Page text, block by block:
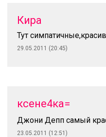
Кира
Тут
29.05.2011 (20:45)
ксене4ка=
Джони Депп самый
23.05.2011 (12:51)